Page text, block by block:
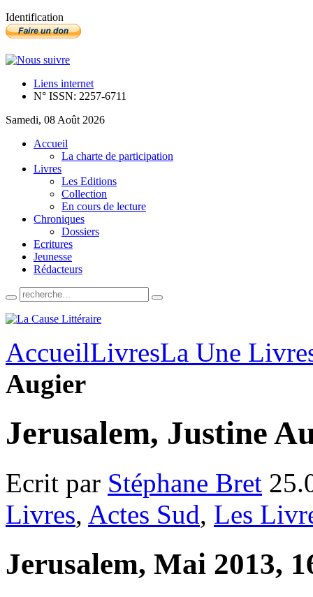
Identification
Liens internet
N° ISSN: 2257-6711
Samedi, 08 Août 2026
Accueil
La charte de participation
Livres
Les Editions
Collection
En cours de lecture
Chroniques
Dossiers
Ecritures
Jeunesse
Rédacteurs
AccueilLivresLa Une
Augier
Jerusalem, Justine
Ecrit par Stéphane Bret
Livres, Actes Sud, Les
Jerusalem, Mai 2013,